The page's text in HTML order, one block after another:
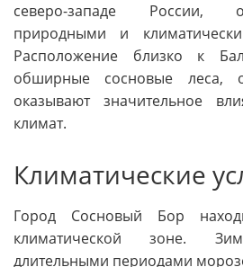
северо-западе России,
природными и
Расположение близко к
обширные сосновые леса,
оказывают значительное
климат.
Климатические
Город Сосновый Бор
климатической зоне.
длительными периодами